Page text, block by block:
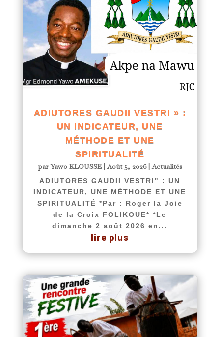
ADIUTORES GAUDII VESTRI » :
UN INDICATEUR, UNE
MÉTHODE ET UNE
SPIRITUALITÉ
parYawo KLOUSSE| Août 5, 2026| Actualités
ADIUTORES GAUDII VESTRI" : UN
INDICATEUR, UNE MÉTHODE ET UNE
SPIRITUALITÉ *Par : Roger la Joie
de la Croix FOLIKOUE* *Le
dimanche 2 août 2026 en...
lire plus